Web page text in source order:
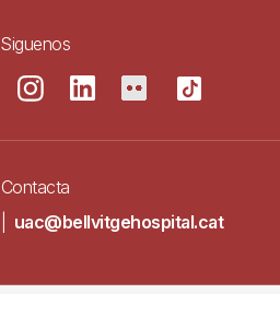
Siguenos
Contacta
uac@bellvitgehospital.cat